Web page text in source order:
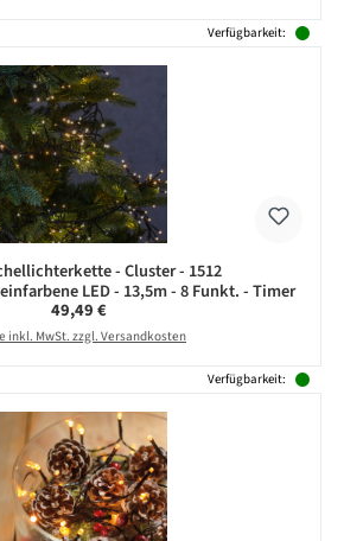
Verfügbarkeit:
- Cluster - 1512
LED - 13,5m - 8 Funkt. - Timer
Regulärer Preis:
49,49 €
inkl. MwSt. zzgl. Versandkosten
Verfügbarkeit: